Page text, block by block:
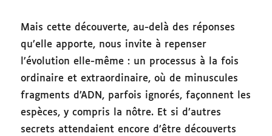
Mais cette découverte, au-delà des réponses
qu’elle apporte, nous invite à repenser
l’évolution elle-même : un processus à la fois
ordinaire et extraordinaire, où de minuscules
fragments d’ADN, parfois ignorés, façonnent les
espèces, y compris la nôtre. Et si d’autres
secrets attendaient encore d’être découverts